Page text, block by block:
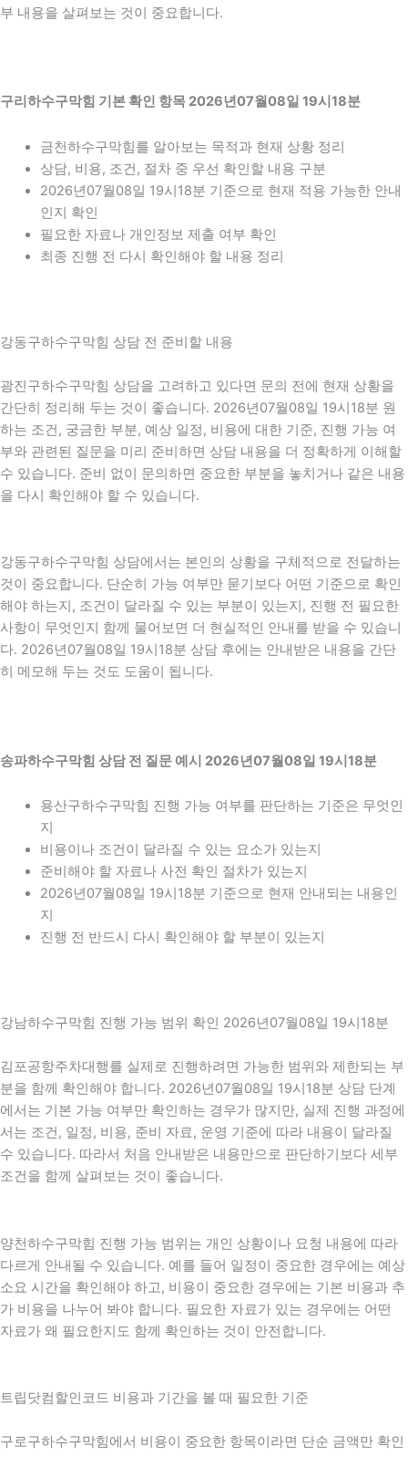
부 내용을 살펴보는 것이 중요합니다.
구리하수구막힘 기본 확인 항목 2026년07월08일 19시18분
금천하수구막힘를 알아보는 목적과 현재 상황 정리
상담, 비용, 조건, 절차 중 우선 확인할 내용 구분
2026년07월08일 19시18분 기준으로 현재 적용 가능한 안내
인지 확인
필요한 자료나 개인정보 제출 여부 확인
최종 진행 전 다시 확인해야 할 내용 정리
강동구하수구막힘 상담 전 준비할 내용
광진구하수구막힘 상담을 고려하고 있다면 문의 전에 현재 상황을
간단히 정리해 두는 것이 좋습니다. 2026년07월08일 19시18분 원
하는 조건, 궁금한 부분, 예상 일정, 비용에 대한 기준, 진행 가능 여
부와 관련된 질문을 미리 준비하면 상담 내용을 더 정확하게 이해할
수 있습니다. 준비 없이 문의하면 중요한 부분을 놓치거나 같은 내용
을 다시 확인해야 할 수 있습니다.
강동구하수구막힘 상담에서는 본인의 상황을 구체적으로 전달하는
것이 중요합니다. 단순히 가능 여부만 묻기보다 어떤 기준으로 확인
해야 하는지, 조건이 달라질 수 있는 부분이 있는지, 진행 전 필요한
사항이 무엇인지 함께 물어보면 더 현실적인 안내를 받을 수 있습니
다. 2026년07월08일 19시18분 상담 후에는 안내받은 내용을 간단
히 메모해 두는 것도 도움이 됩니다.
송파하수구막힘 상담 전 질문 예시 2026년07월08일 19시18분
용산구하수구막힘 진행 가능 여부를 판단하는 기준은 무엇인
지
비용이나 조건이 달라질 수 있는 요소가 있는지
준비해야 할 자료나 사전 확인 절차가 있는지
2026년07월08일 19시18분 기준으로 현재 안내되는 내용인
지
진행 전 반드시 다시 확인해야 할 부분이 있는지
강남하수구막힘 진행 가능 범위 확인 2026년07월08일 19시18분
김포공항주차대행를 실제로 진행하려면 가능한 범위와 제한되는 부
분을 함께 확인해야 합니다. 2026년07월08일 19시18분 상담 단계
에서는 기본 가능 여부만 확인하는 경우가 많지만, 실제 진행 과정에
서는 조건, 일정, 비용, 준비 자료, 운영 기준에 따라 내용이 달라질
수 있습니다. 따라서 처음 안내받은 내용만으로 판단하기보다 세부
조건을 함께 살펴보는 것이 좋습니다.
양천하수구막힘 진행 가능 범위는 개인 상황이나 요청 내용에 따라
다르게 안내될 수 있습니다. 예를 들어 일정이 중요한 경우에는 예상
소요 시간을 확인해야 하고, 비용이 중요한 경우에는 기본 비용과 추
가 비용을 나누어 봐야 합니다. 필요한 자료가 있는 경우에는 어떤
자료가 왜 필요한지도 함께 확인하는 것이 안전합니다.
트립닷컴할인코드 비용과 기간을 볼 때 필요한 기준
구로구하수구막힘에서 비용이 중요한 항목이라면 단순 금액만 확인